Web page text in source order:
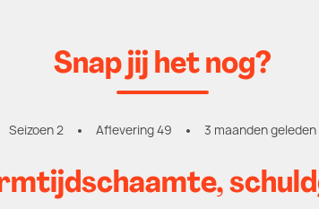
Snap jij het nog?
Seizoen 2 Aflevering 49 3 maanden geleden